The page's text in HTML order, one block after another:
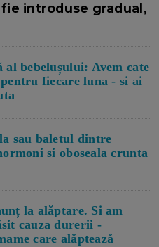
introduse gradual,
bebelușului: Avem cate
fiecare luna - si ai
sau baletul dintre
si oboseala crunta
la alăptare. Si am
cauza durerii -
care alăptează